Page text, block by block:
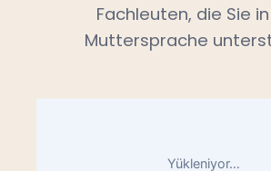
Fachleuten, die Sie
Muttersprache